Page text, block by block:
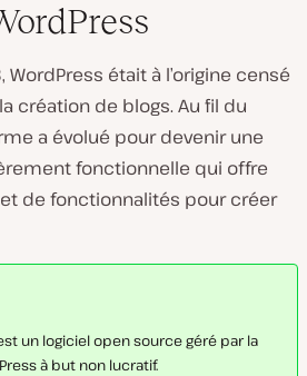
WordPress était à l’origine censé
création de blogs. Au fil du
a évolué pour devenir une
fonctionnelle qui offre
de fonctionnalités pour créer
un logiciel open source géré par la
à but non lucratif.